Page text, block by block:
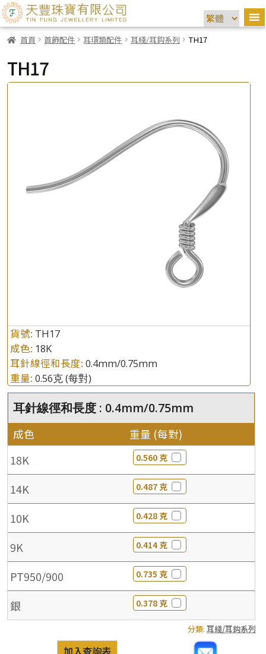
首頁 首飾配件 耳環類配件 耳綫/耳鈎系列 TH17
TH17
貨號: TH17
成色: 18K
耳針線徑和長度: 0.4mm/0.75mm
重量: 0.56克(每對)
耳針線徑和長度 : 0.4mm/0.75mm
成色 重量 (每對)
18K 0.560 克
14K 0.487 克
10K 0.428 克
9K 0.414 克
PT950/900 0.735 克
銀 0.378 克
分類: 耳綫/耳鈎系列
加入查詢表